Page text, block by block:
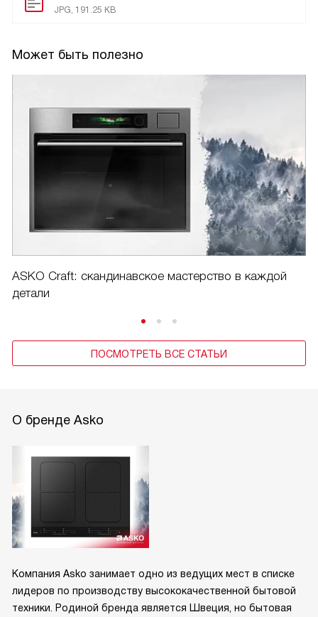
JPG, 191.25 KB
Может быть полезно
ASKO Craft: скандинавское мастерство в каждой
детали
ПОСМОТРЕТЬ ВСЕ СТАТЬИ
О бренде Asko
Компания Asko занимает одно из ведущих мест в списке
лидеров по производству высококачественной бытовой
техники. Родиной бренда является Швеция, но бытовая